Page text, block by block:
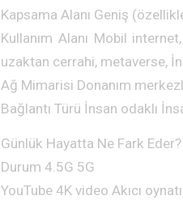
Kapsama Alanı Geniş
Kullanım Alanı Mobil
uzaktan cerrahi, metaverse,
Ağ Mimarisi Donanım
Bağlantı Türü İnsan odaklı
Günlük Hayatta Ne Fark Eder?
Durum 4.5G 5G
YouTube 4K video Akıcı